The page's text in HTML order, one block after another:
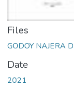
Files
GODOY NAJERA
Date
2021